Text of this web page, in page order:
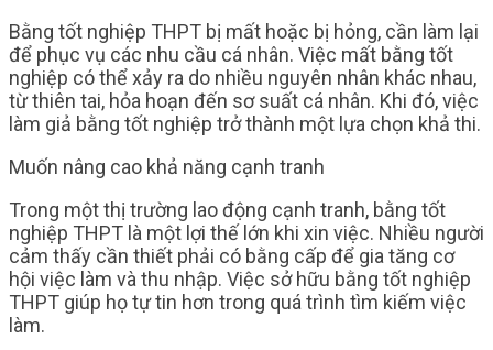
Bằng tốt nghiệp THPT bị mất hoặc bị hỏng, cần làm lại
để phục vụ các nhu cầu cá nhân. Việc mất bằng tốt
nghiệp có thể xảy ra do nhiều nguyên nhân khác nhau,
từ thiên tai, hỏa hoạn đến sơ suất cá nhân. Khi đó, việc
làm giả bằng tốt nghiệp trở thành một lựa chọn khả thi.
Muốn nâng cao khả năng cạnh tranh
Trong một thị trường lao động cạnh tranh, bằng tốt
nghiệp THPT là một lợi thế lớn khi xin việc. Nhiều người
cảm thấy cần thiết phải có bằng cấp để gia tăng cơ
hội việc làm và thu nhập. Việc sở hữu bằng tốt nghiệp
THPT giúp họ tự tin hơn trong quá trình tìm kiếm việc
làm.